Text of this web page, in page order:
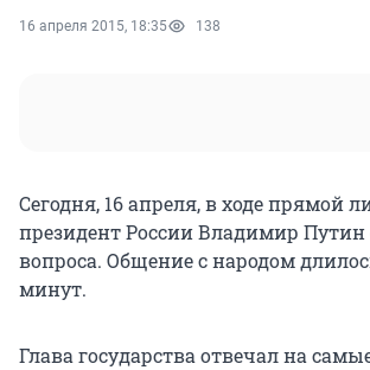
16 апреля 2015, 18:35 138
Сегодня, 16 апреля, в ходе прямой
президент России Владимир Путин
вопроса. Общение с народом
минут.
Глава государства отвечал на